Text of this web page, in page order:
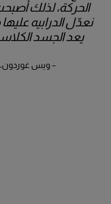
الحركة، لذلك
نعدّل الدرابيه
يعد الجسد
– ويس غوردون،